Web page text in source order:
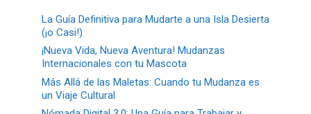
La Guía Definitiva para Mudarte a una Isla Desierta
(¡o Casi!)
¡Nueva Vida, Nueva Aventura! Mudanzas
Internacionales con tu Mascota
Más Allá de las Maletas: Cuando tu Mudanza es
un Viaje Cultural